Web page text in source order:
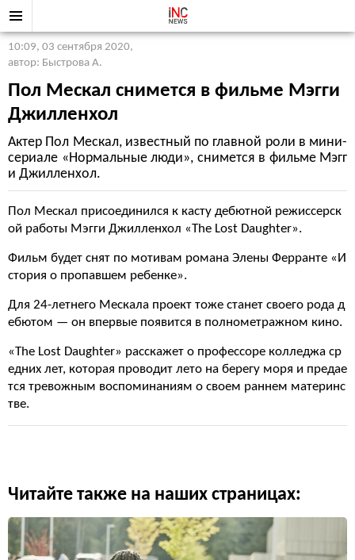
10:09, 03 сентября 2020,
автор: Быстрова А.
Пол Мескал снимется в фильме Мэгги
Джилленхол
Актер Пол Мескал, известный по главной роли в мини-
сериале «Нормальные люди», снимется в фильме Мэгг
и Джилленхол.
Пол Мескал присоединился к касту дебютной режиссерск
ой работы Мэгги Джилленхол «The Lost Daughter».
Фильм будет снят по мотивам романа Элены Ферранте «И
стория о пропавшем ребенке».
Для 24-летнего Мескала проект тоже станет своего рода д
ебютом — он впервые появится в полнометражном кино.
«The Lost Daughter» расскажет о профессоре колледжа ср
едних лет, которая проводит лето на берегу моря и предае
тся тревожным воспоминаниям о своем раннем материнс
тве.
Читайте также на наших страницах: